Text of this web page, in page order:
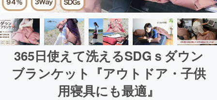
365日使えて洗えるSDGｓダウン
ブランケット『アウトドア・子供
用寝具にも最適』